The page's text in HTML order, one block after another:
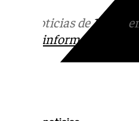
Más noticias de101TV